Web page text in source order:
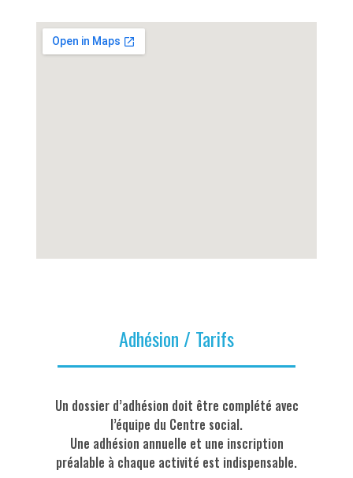
Adhésion / Tarifs
Un dossier d’adhésion doit être complété avec
l’équipe du Centre social.
Une adhésion annuelle et une inscription
préalable à chaque activité est indispensable.